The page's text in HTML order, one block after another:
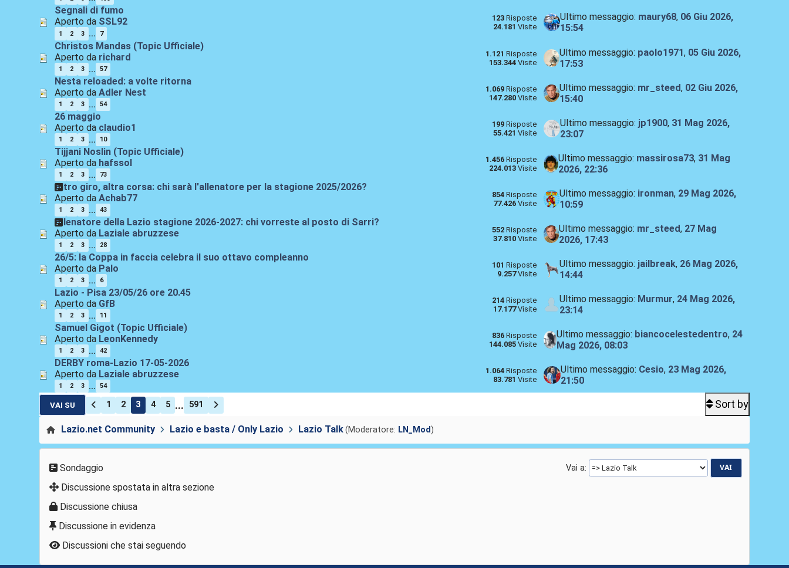
Segnali di fumo
Aperto da SSL92
1 2 3 ... 7
123Risposte
24.181 Visite
Ultimo messaggio: maury68, 06 Giu 2026,
15:54
Christos Mandas (Topic Ufficiale)
Aperto da richard
1 2 3 ... 57
1.121 Risposte
153.344Visite
Ultimo messaggio: paolo1971, 05 Giu 2026,
17:53
Nesta reloaded: a volte ritorna
Aperto daAdler Nest
1 2 3 ... 54
1.069Risposte
147.280Visite
Ultimo messaggio: mr_steed, 02 Giu 2026,
15:40
26 maggio
Aperto da claudio1
1 2 3 ... 10
199Risposte
55.421 Visite
Ultimo messaggio: jp1900, 31 Mag 2026,
23:07
Tijjani Noslin (Topic Ufficiale)
Aperto da hafssol
1 2 3 ... 73
1.456Risposte
224.013Visite
Ultimo messaggio: massirosa73, 31 Mag
2026, 22:36
Altro giro, altra corsa: chi sarà l'allenatore per la stagione 2025/2026?
Aperto daAchab77
1 2 3 ... 43
854Risposte
77.426Visite
Ultimo messaggio: ironman, 29 Mag 2026,
10:59
Allenatore della Lazio stagione 2026-2027: chi vorreste al posto di Sarri?
Aperto da Laziale abruzzese
1 2 3 ... 28
552Risposte
37.810Visite
Ultimo messaggio: mr_steed, 27 Mag
2026, 17:43
26/5: la Coppa in faccia celebra il suo ottavo compleanno
Aperto da Palo
1 2 3 ... 6
101 Risposte
9.257Visite
Ultimo messaggio: jailbreak, 26 Mag 2026,
14:44
Lazio - Pisa 23/05/26 ore 20.45
Aperto da GfB
1 2 3 ... 11
214Risposte
17.177Visite
Ultimo messaggio: Murmur, 24 Mag 2026,
23:14
Samuel Gigot (Topic Ufficiale)
Aperto da LeonKennedy
1 2 3 ... 42
836Risposte
144.085Visite
Ultimo messaggio: biancocelestedentro, 24
Mag 2026, 08:03
DERBY roma-Lazio 17-05-2026
Aperto da Laziale abruzzese
1 2 3 ... 54
1.064Risposte
83.781 Visite
Ultimo messaggio: Cesio, 23 Mag 2026,
21:50
VAI SU 1 2 3 4 5 ... 591 Sort by
Lazio.net Community Lazio e basta / Only Lazio Lazio Talk(Moderatore: LN_Mod)
Vai a
Sondaggio
Discussione spostata in altra sezione
Discussione chiusa
Discussione in evidenza
Discussioni che stai seguendo